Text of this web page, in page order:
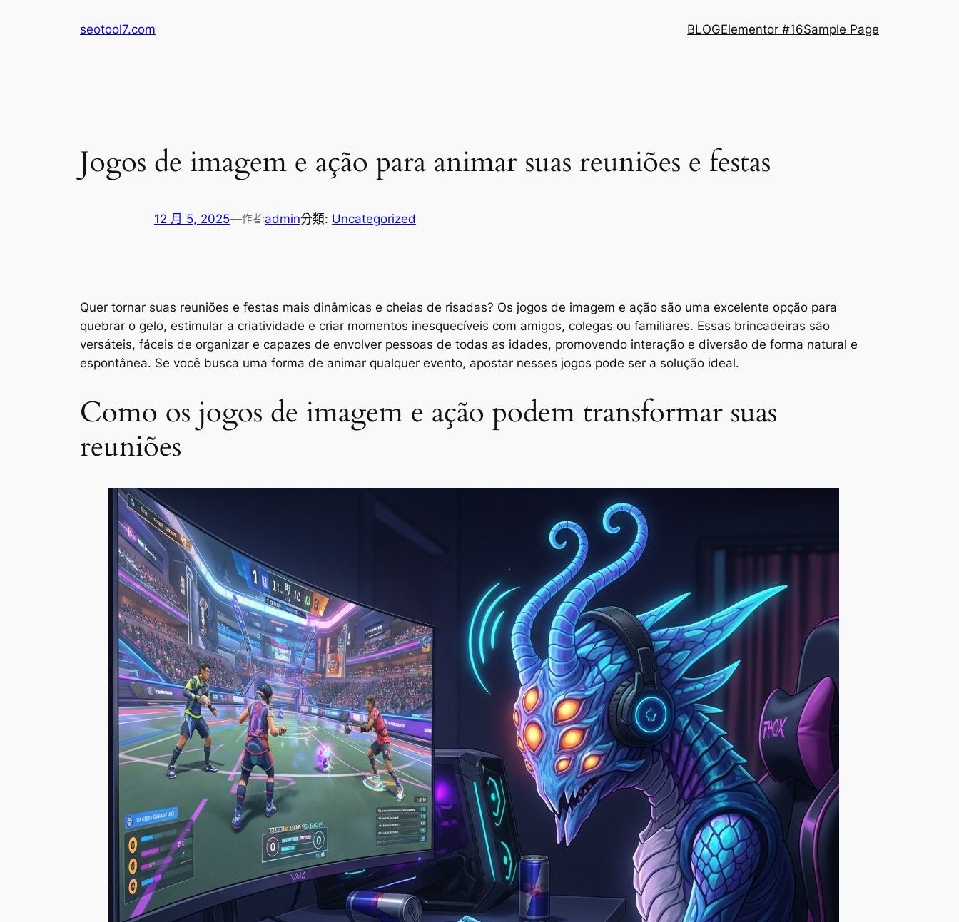
seotool7.com BLOGElementor #16Sample Page
Jogos de imagem e ação para animar suas reuniões e festas
12 月 5, 2025—作者:admin分類: Uncategorized
Quer tornar suas reuniões e festas mais dinâmicas e cheias de risadas? Os jogos de imagem e ação são uma excelente opção para
quebrar o gelo, estimular a criatividade e criar momentos inesquecíveis com amigos, colegas ou familiares. Essas brincadeiras são
versáteis, fáceis de organizar e capazes de envolver pessoas de todas as idades, promovendo interação e diversão de forma natural e
espontânea. Se você busca uma forma de animar qualquer evento, apostar nesses jogos pode ser a solução ideal.
Como os jogos de imagem e ação podem transformar suas
reuniões